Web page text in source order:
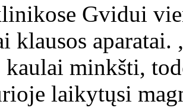
Gvidui
klausos aparatai.
kaulai minkšti,
laikytųsi